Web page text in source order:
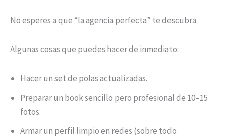
No esperes a que “la agencia perfecta” te descubra.
Algunas cosas que puedes hacer de inmediato:
Hacer un set de polas actualizadas.
Preparar un book sencillo pero profesional de 10–15
fotos.
Armar un perfil limpio en redes (sobre todo